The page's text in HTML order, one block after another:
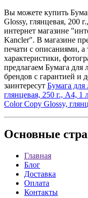
Вы можете купить
Glossy, глянцевая, 200
интернет магазине
Kancler". В магазине
печати с описаниями,
характеристики,
предлагаем Бумага
брендов с гарантией и
заинтересут Бумага для
глянцевая, 250 г., А4, 1
Color Copy Glossy,
Основные
Главная
Блог
Доставка
Оплата
Контакты